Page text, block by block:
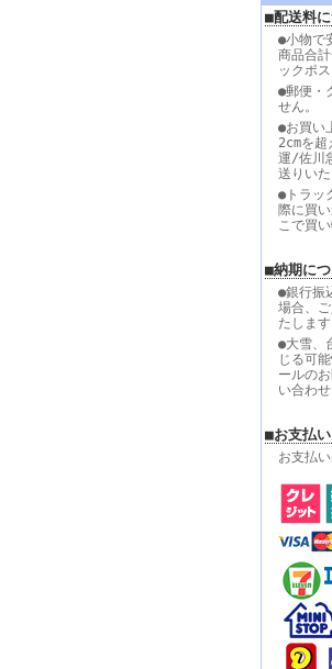
■配送料
●小物で
商品合
ックポ
●郵便・
せん。
●お買い
2cmを
運/佐川
送りいた
●トラッ
際に買
こで買
■納期に
●銀行振
場合、
たしま
●大雪、
じる可
ールの
い合わせ
■お支払
お支払